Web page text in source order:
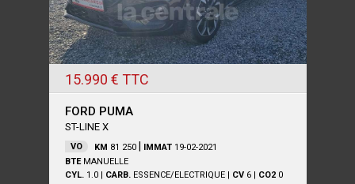
15.990 € TTC
FORD PUMA
ST-LINE X
VO KM 81 250 IMMAT 19-02-2021
BTE MANUELLE
CYL. 1.0| CARB. ESSENCE/ELECTRIQUE| CV 6| CO2 0